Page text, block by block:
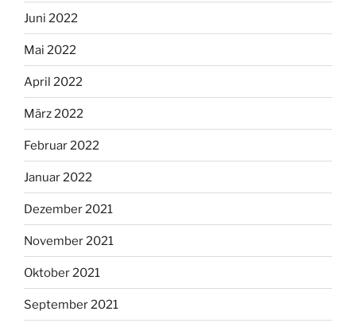
Juni 2022
Mai 2022
April 2022
März 2022
Februar 2022
Januar 2022
Dezember 2021
November 2021
Oktober 2021
September 2021